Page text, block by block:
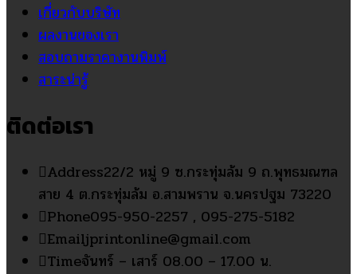
เกี่ยวกับบริษัท
ผลงานของเรา
สอบถามราคางานพิมพ์
สาระน่ารู้
ติดต่อเรา
Address22/2 หมู่ 9 ซ.กระทุ่มล้ม 9 ถ.พุทธมณฑล
สาย 4 ต.กระทุ่มล้ม อ.สามพราน จ.นครปฐม 73220
Phone095-950-2257 , 095-275-5182
Emailjprintonline@gmail.com
Timeจันทร์ – เสาร์ 08.00 – 17.00 น.